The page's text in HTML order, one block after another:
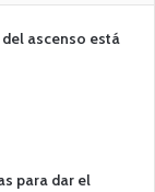
del ascenso está
para dar el